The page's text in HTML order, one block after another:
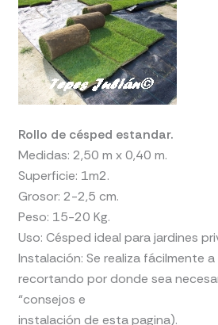
Rollo de césped estandar.
Medidas: 2,50 m x 0,40 m.
Superficie: 1m2.
Grosor: 2-2,5 cm.
Peso: 15-20 Kg.
Uso: Césped ideal para jardines
Instalación: Se realiza fácilmente
recortando por donde sea
“consejos e
instalación de esta pagina).